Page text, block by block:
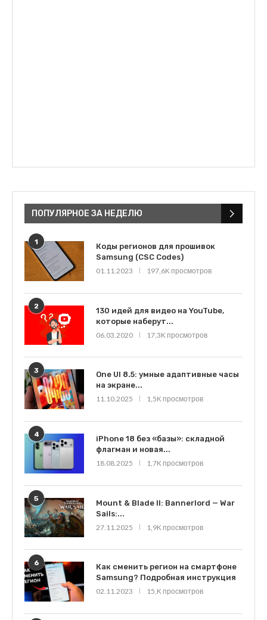
ПОПУЛЯРНОЕ ЗА НЕДЕЛЮ
1
Коды регионов для прошивок
Samsung (CSC Codes)
01.11.2023
197,6K просмотров
2
130 идей для видео на YouTube,
которые наберут...
06.03.2020
17,3K просмотров
3
One UI 8.5: умные адаптивные часы
на экране...
11.10.2025
1,5K просмотров
4
iPhone 18 без «базы»: складной
флагман и новая...
18.08.2025
1,7K просмотров
5
Mount & Blade II: Bannerlord — War
Sails:...
27.11.2025
1,9K просмотров
6
Как сменить регион на смартфоне
Samsung? Подробная инструкция
02.11.2023
15,K просмотров